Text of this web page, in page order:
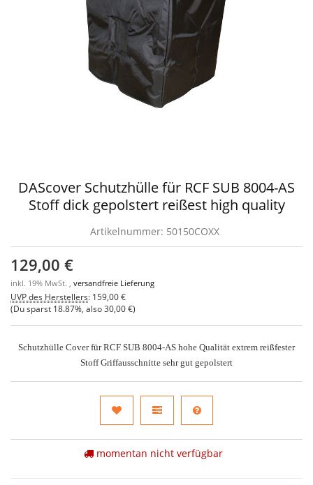
DAScover Schutzhülle für RCF SUB 8004-AS
Stoff dick gepolstert reißest high quality
Artikelnummer: 50150COXX
129,00 €
inkl. 19% MwSt. , versandfreie Lieferung
UVP des Herstellers: 159,00 €
(Du sparst 18.87% , also30,00 €)
Schutzhülle Cover für RCF SUB 8004-AS hohe Qualität extrem reißfester
Stoff Griffausschnitte sehr gut gepolstert
momentan nicht verfügbar